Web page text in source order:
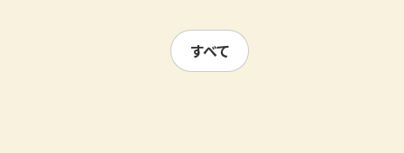
すべて